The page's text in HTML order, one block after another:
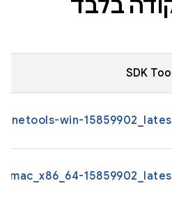
בלבד
win-
mac_x86_64-